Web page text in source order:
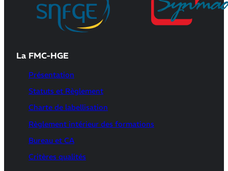
La FMC-HGE
Présentation
Statuts et Règlement
Charte de labellisation
Règlement intérieur des formations
Bureau et CA
Critères qualités